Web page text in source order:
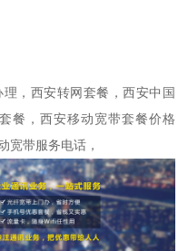
，西安转网套餐，西安中国
餐，西安移动宽带套餐价格
宽带服务电话，